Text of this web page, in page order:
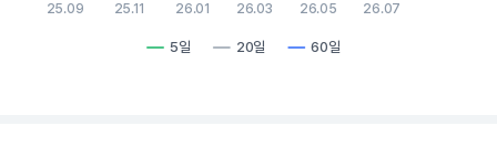
5일 20일 60일
25.09 25.11 26.01 26.03 26.05 26.07